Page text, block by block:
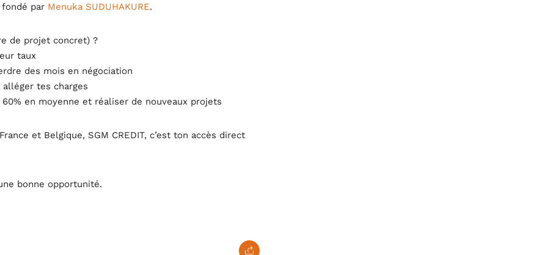
fondé par Menuka SUDUHAKURE.
de projet concret) ?
taux
des mois en négociation
tes charges
en moyenne et réaliser de nouveaux projets
et Belgique, SGM CREDIT, c’est ton accès direct
bonne opportunité.
Where